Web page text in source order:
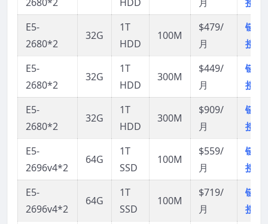
E5-
2680*2
32G
1T
HDD
100M
$479/
月
链
接
E5-
2680*2
32G
1T
HDD
300M
$449/
月
链
接
E5-
2680*2
32G
1T
HDD
300M
$909/
月
链
接
E5-
2696v4*2
64G
1T
SSD
100M
$559/
月
链
接
E5-
2696v4*2
64G
1T
SSD
100M
$719/
月
链
接